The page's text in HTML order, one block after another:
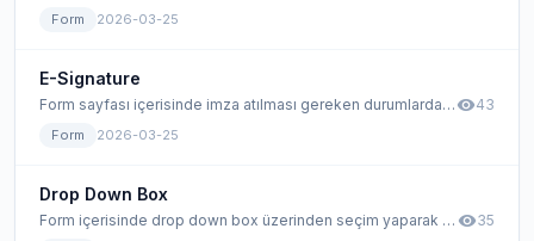
Form 2026-03-25
E-Signature
Form sayfası içerisinde imza atılması gereken durumlarda kullanılan form elamanıdır.
Form 2026-03-25
visibility43
Drop Down Box
Form içerisinde drop down box üzerinden seçim yaparak değer atamak istenildiği durumlarda kullanılır. visibility35